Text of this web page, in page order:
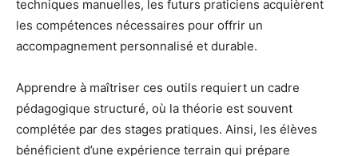
techniques manuelles, les futurs praticiens acquièrent
les compétences nécessaires pour offrir un
accompagnement personnalisé et durable.
Apprendre à maîtriser ces outils requiert un cadre
pédagogique structuré, où la théorie est souvent
complétée par des stages pratiques. Ainsi, les élèves
bénéficient d’une expérience terrain qui prépare